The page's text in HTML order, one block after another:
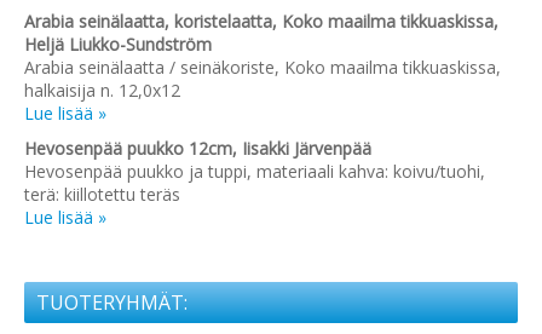
Arabia seinälaatta, koristelaatta, Koko maailma tikkuaskissa,
Heljä Liukko-Sundström
Arabia seinälaatta / seinäkoriste, Koko maailma tikkuaskissa,
halkaisija n. 12,0x12
Lue lisää »
Hevosenpää puukko 12cm, Iisakki Järvenpää
Hevosenpää puukko ja tuppi, materiaali kahva: koivu/tuohi,
terä: kiillotettu teräs
Lue lisää »
TUOTERYHMÄT: